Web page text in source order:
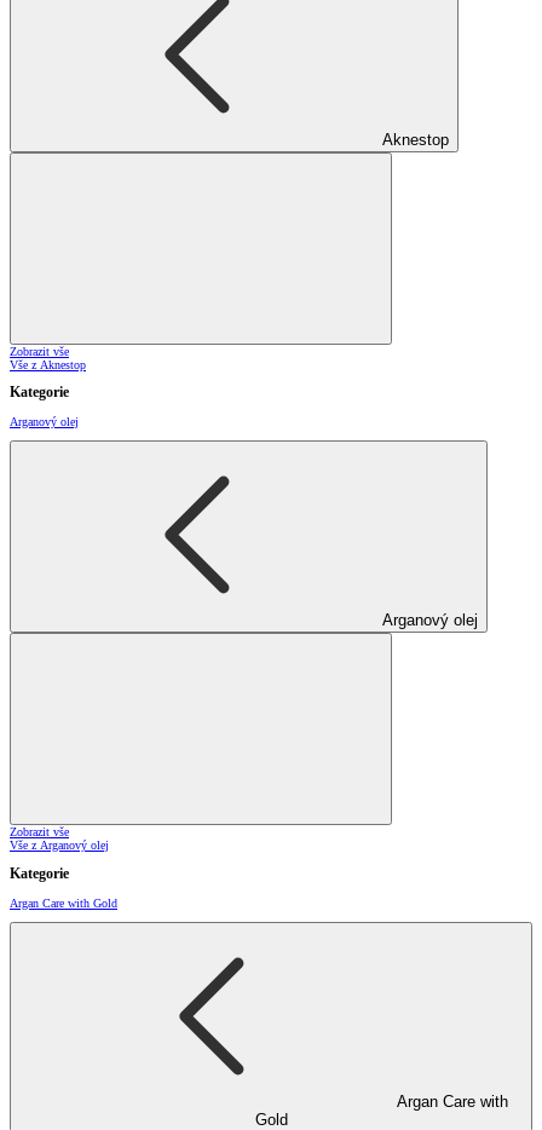
Aknestop
Zobrazit vše
Vše z Aknestop
Kategorie
Arganový olej
Arganový olej
Zobrazit vše
Vše z Arganový olej
Kategorie
Argan Care with Gold
Argan Care with
Gold